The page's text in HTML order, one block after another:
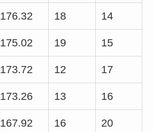
176.32 18 14
175.02 19 15
173.72 12 17
173.26 13 16
167.92 16 20